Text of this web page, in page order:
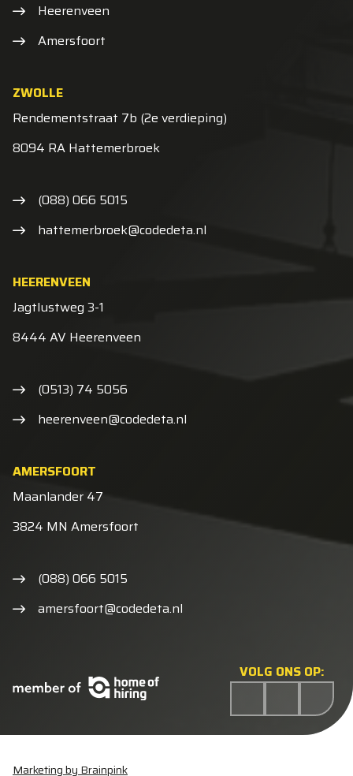
VOLG ONS OP:
Heerenveen
Amersfoort
ZWOLLE
Rendementstraat 7b (2e verdieping)
8094 RA Hattemerbroek
(088) 066 5015
hattemerbroek@codedeta.nl
HEERENVEEN
Jagtlustweg 3-1
8444 AV Heerenveen
(0513) 74 5056
heerenveen@codedeta.nl
AMERSFOORT
Maanlander 47
3824 MN Amersfoort
(088) 066 5015
amersfoort@codedeta.nl
Marketing by Brainpink